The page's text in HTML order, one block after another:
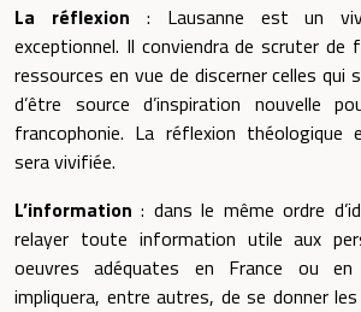
La réflexion :
Lausanne est un
exceptionnel. Il conviendra de scruter de
ressources en vue de discerner celles qui
d’être source d’inspiration nouvelle
francophonie. La réflexion théologique
sera vivifiée.
L’information: dans le même ordre
relayer toute information utile aux
oeuvres adéquates en France ou en
impliquera, entre autres, de se donner